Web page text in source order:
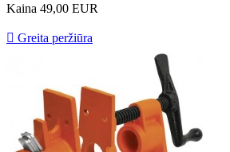
Kaina 49,00 EUR
 Greita peržiūra